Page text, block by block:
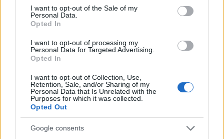
consent section.
I want to opt-out of the Sale of my
Personal Data.
Opted In
I want to opt-out of processing my
Personal Data for Targeted Advertising.
Opted In
I want to opt-out of Collection, Use,
Retention, Sale, and/or Sharing of my
Personal Data that Is Unrelated with the
Purposes for which it was collected.
Opted Out
Google consents
¡A comprar! Cuatro triunfadores de la jornada 33 por menos de 3
24. abril 2025 Por Jesus Gallo|
Menos de 3 millones de euros de valor de mercado y 8 o más puntos en
la jornada 33 de Comunio. Estos cuatro jugadores pueden revalorizarse
en los próximos días.